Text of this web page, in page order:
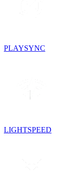
PLAYSYNC
LIGHTSPEED